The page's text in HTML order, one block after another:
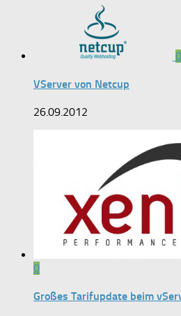
0
VServer von Netcup
26.09.2012
0
Großes Tarifupdate beim